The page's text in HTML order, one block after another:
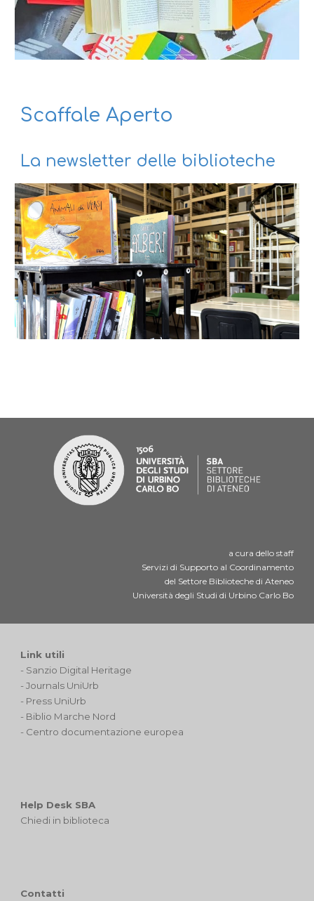
Scaffale Aperto
La newsletter delle biblioteche
a cura dello staff
Servizi di Supporto al Coordinamento
del Settore Biblioteche di Ateneo
Università degli Studi di Urbino Carlo Bo
Link utili
- Sanzio Digital Heritage
-Journals UniUrb
- Press UniUrb
- Biblio Marche Nord
- Centro documentazione europea
Help Desk SBA
Chiedi in biblioteca
Contatti